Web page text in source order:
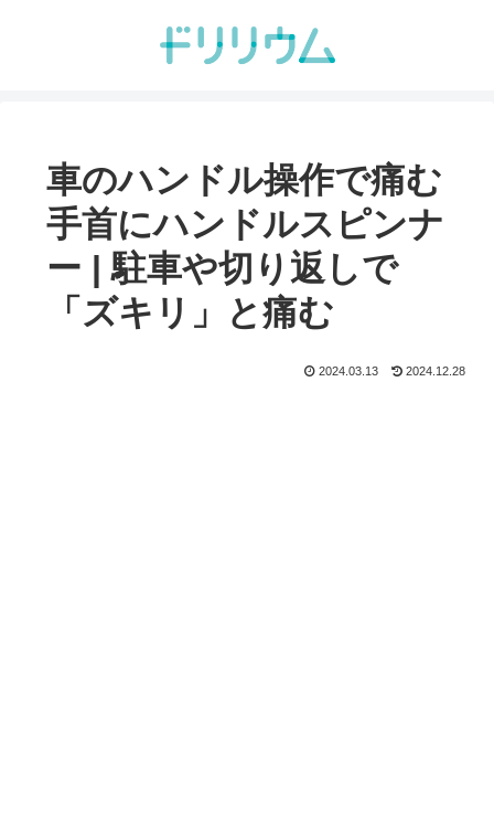
車のハンドル操作で痛む
手首にハンドルスピンナ
ー | 駐車や切り返しで
「ズキリ」と痛む
2024.03.13 2024.12.28